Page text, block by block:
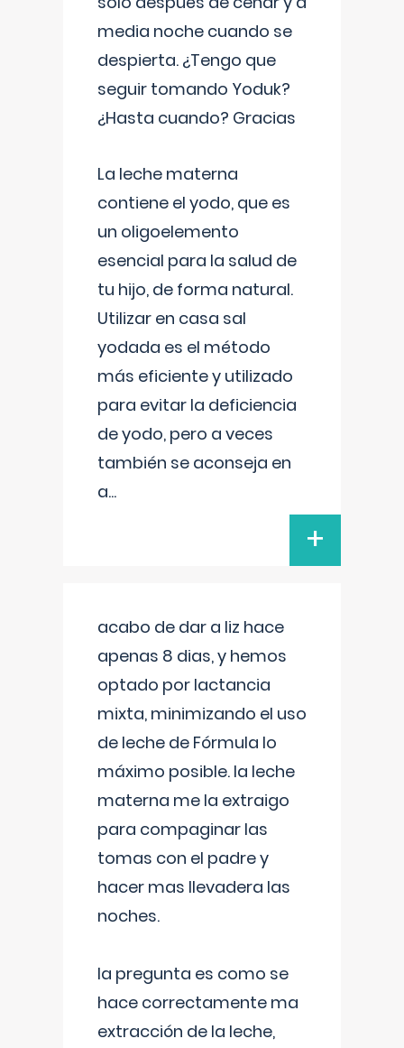
media noche cuando se
despierta. ¿Tengo que
seguir tomando Yoduk?
¿Hasta cuando? Gracias
La leche materna
contiene el yodo, que es
un oligoelemento
esencial para la salud de
tu hijo, de forma natural.
Utilizar en casa sal
yodada es el método
más eficiente y utilizado
para evitar la deficiencia
de yodo, pero a veces
también se aconseja en
a...
+
acabo de dar a liz hace
apenas 8 dias, y hemos
optado por lactancia
mixta, minimizando el uso
de leche de Fórmula lo
máximo posible. la leche
materna me la extraigo
para compaginar las
tomas con el padre y
hacer mas llevadera las
noches.
la pregunta es como se
hace correctamente ma
extracción de la leche,